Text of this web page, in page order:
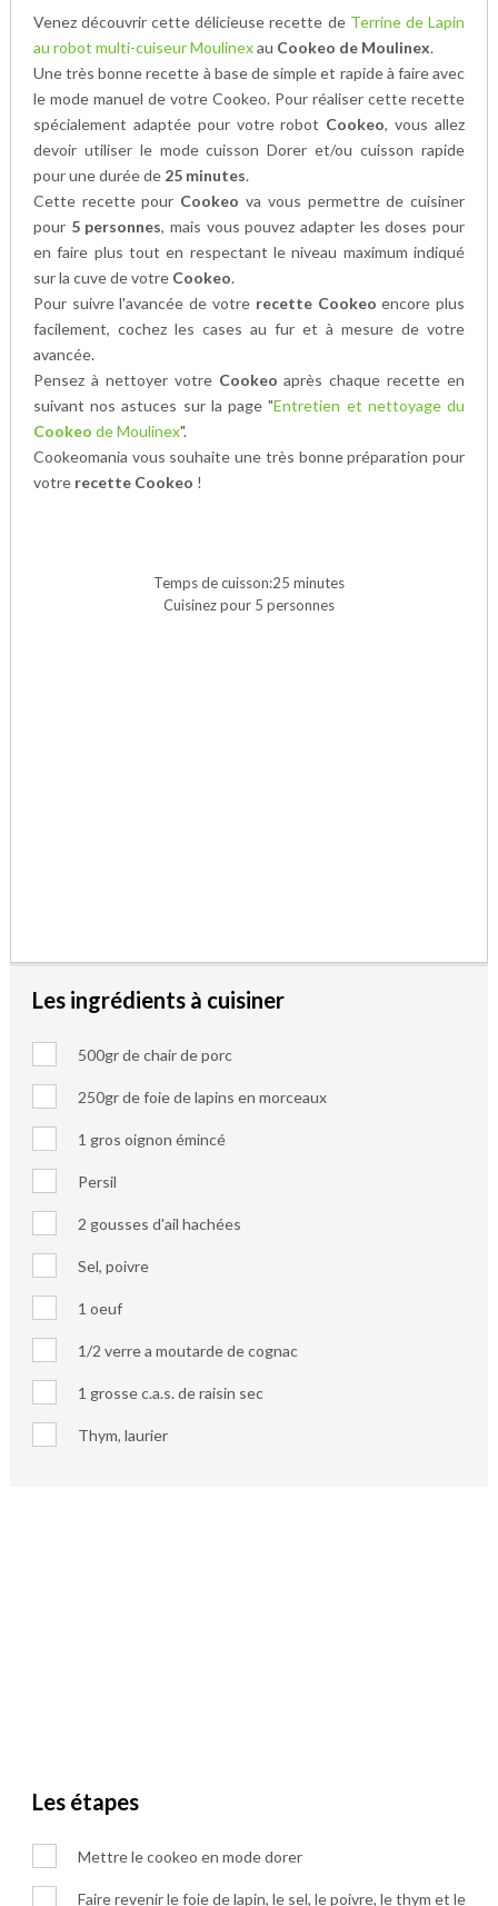
Venez découvrir cette délicieuse recette de Terrine de Lapin
au robot multi-cuiseur Moulinexau Cookeo de Moulinex.
Une très bonne recette à base de simple et rapide à faire avec
le mode manuel de votre Cookeo. Pour réaliser cette recette
spécialement adaptée pour votre robot Cookeo, vous allez
devoir utiliser le mode cuisson Dorer et/ou cuisson rapide
pour une durée de 25 minutes.
Cette recette pour Cookeo va vous permettre de cuisiner
pour 5 personnes, mais vous pouvez adapter les doses pour
en faire plus tout en respectant le niveau maximum indiqué
sur la cuve de votre Cookeo.
Pour suivre l'avancée de votre recette Cookeo encore plus
facilement, cochez les cases au fur et à mesure de votre
avancée.
Pensez à nettoyer votre Cookeo après chaque recette en
suivant nos astuces sur la page "Entretien et nettoyage du
Cookeo de Moulinex".
Cookeomania vous souhaite une très bonne préparation pour
votre recette Cookeo !
Temps de cuisson:25 minutes
Cuisinez pour 5 personnes
Les ingrédients à cuisiner
500gr de chair de porc
250gr de foie de lapins en morceaux
1 gros oignon émincé
Persil
2 gousses d'ail hachées
Sel, poivre
1 oeuf
1/2 verre a moutarde de cognac
1 grosse c.a.s. de raisin sec
Thym, laurier
Les étapes
Mettre le cookeo en mode dorer
Faire revenir le foie de lapin, le sel, le poivre, le thym et le